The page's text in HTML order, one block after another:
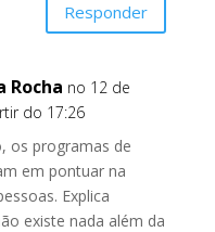
Responder
Rocha no 12 de
do 17:26
os programas de
em pontuar na
Explica
existe nada além da